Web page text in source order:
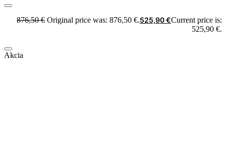
876,50€ Original price was: 876,50 €.525,90€Current price is:
525,90 €.
Akcia